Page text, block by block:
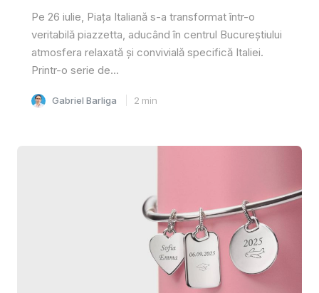
Pe 26 iulie, Piața Italiană s-a transformat într-o
veritabilă piazzetta, aducând în centrul Bucureștiului
atmosfera relaxată și convivială specifică Italiei.
Printr-o serie de...
Gabriel Barliga 2 min